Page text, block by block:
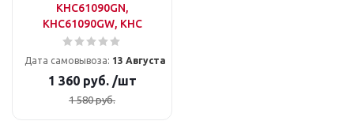
KHC61090GN,
KHC61090GW, KHC
Дата самовывоза: 13 Августа
1 360руб. /шт
1 580руб.